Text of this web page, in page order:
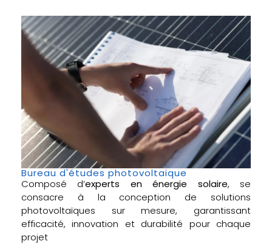
Bureau d'études photovoltaique
Composé d’experts en énergie solaire, se
consacre à la conception de solutions
photovoltaïques sur mesure, garantissant
efficacité, innovation et durabilité pour chaque
projet